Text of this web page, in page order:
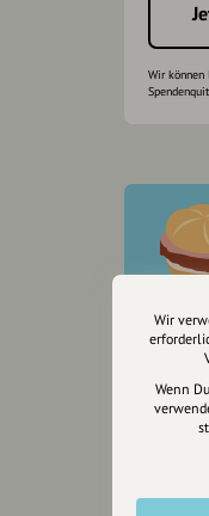
Wir
Wir
Wenn